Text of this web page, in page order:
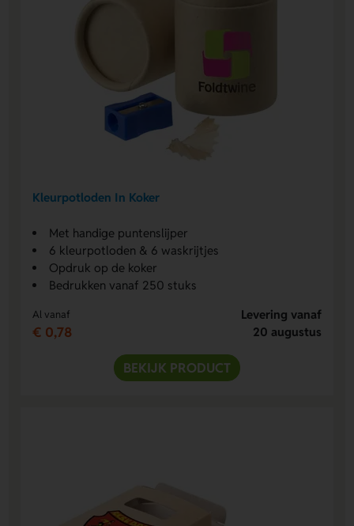
Kleurpotloden In Koker
Met handige puntenslijper
6 kleurpotloden & 6 waskrijtjes
Opdruk op de koker
Bedrukken vanaf 250 stuks
Al vanaf
€ 0,78
Levering vanaf
20 augustus
BEKIJK PRODUCT